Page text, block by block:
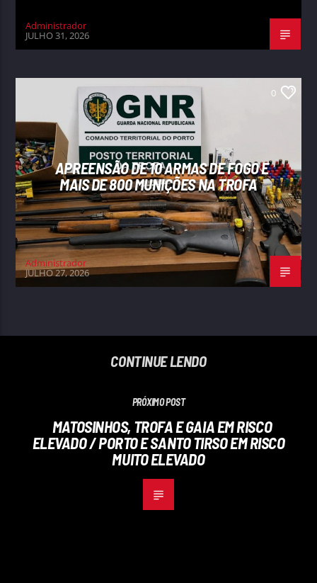
Administrador
JULHO 31, 2026
0
APREENSÃO DE 10 ARMAS DE FOGO E
MAIS DE 800 MUNIÇÕES NA TROFA
Administrador
JULHO 27, 2026
CONTINUE LENDO
PRÓXIMO POST
MATOSINHOS, TROFA E GAIA EM RISCO
ELEVADO / PORTO E SANTO TIRSO EM RISCO
MUITO ELEVADO